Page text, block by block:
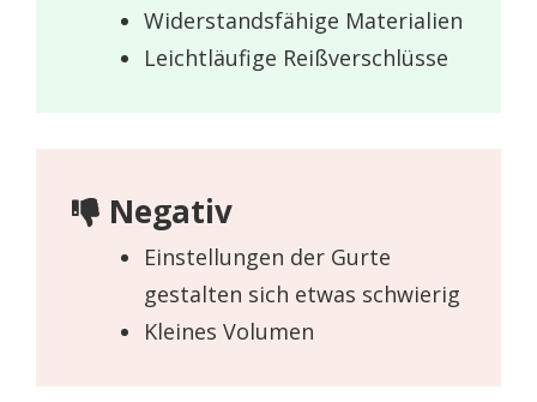
Widerstandsfähige Materialien
Leichtläufige Reißverschlüsse
Negativ
Einstellungen der Gurte
gestalten sich etwas schwierig
Kleines Volumen